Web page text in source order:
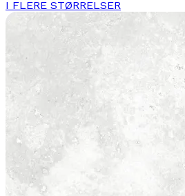
I FLERE STØRRELSER